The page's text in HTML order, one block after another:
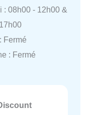
: 08h00 - 12h00 &
Fermé
: Fermé